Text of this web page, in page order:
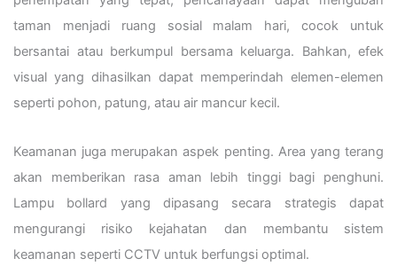
taman menjadi ruang sosial malam hari, cocok untuk
bersantai atau berkumpul bersama keluarga. Bahkan, efek
visual yang dihasilkan dapat memperindah elemen-elemen
seperti pohon, patung, atau air mancur kecil.
Keamanan juga merupakan aspek penting. Area yang terang
akan memberikan rasa aman lebih tinggi bagi penghuni.
Lampu bollard yang dipasang secara strategis dapat
mengurangi risiko kejahatan dan membantu sistem
keamanan seperti CCTV untuk berfungsi optimal.